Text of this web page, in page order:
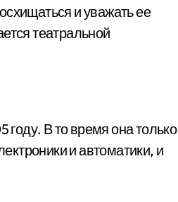
и уважать ее
театральной
В то время она только
и автоматики, и